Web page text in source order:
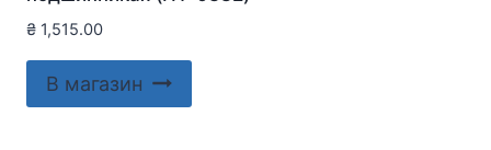
₴ 1,515.00
В магазин